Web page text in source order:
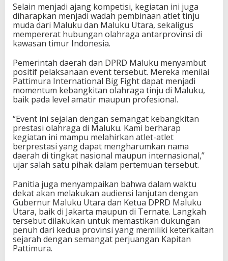
Selain menjadi ajang kompetisi, kegiatan ini juga
diharapkan menjadi wadah pembinaan atlet tinju
muda dari Maluku dan Maluku Utara, sekaligus
mempererat hubungan olahraga antarprovinsi di
kawasan timur Indonesia.
Pemerintah daerah dan DPRD Maluku menyambut
positif pelaksanaan event tersebut. Mereka menilai
Pattimura International Big Fight dapat menjadi
momentum kebangkitan olahraga tinju di Maluku,
baik pada level amatir maupun profesional.
“Event ini sejalan dengan semangat kebangkitan
prestasi olahraga di Maluku. Kami berharap
kegiatan ini mampu melahirkan atlet-atlet
berprestasi yang dapat mengharumkan nama
daerah di tingkat nasional maupun internasional,”
ujar salah satu pihak dalam pertemuan tersebut.
Panitia juga menyampaikan bahwa dalam waktu
dekat akan melakukan audiensi lanjutan dengan
Gubernur Maluku Utara dan Ketua DPRD Maluku
Utara, baik di Jakarta maupun di Ternate. Langkah
tersebut dilakukan untuk memastikan dukungan
penuh dari kedua provinsi yang memiliki keterkaitan
sejarah dengan semangat perjuangan Kapitan
Pattimura.